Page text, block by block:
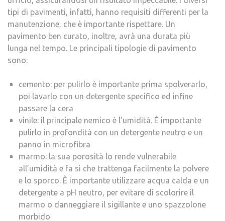
tipi di pavimenti, infatti, hanno requisiti differenti per la
manutenzione, che è importante rispettare. Un
pavimento ben curato, inoltre, avrà una durata più
lunga nel tempo. Le principali tipologie di pavimento
sono:
cemento: per pulirlo è importante prima spolverarlo,
poi lavarlo con un detergente specifico ed infine
passare la cera
vinile: il principale nemico è l’umidità. È importante
pulirlo in profondità con un detergente neutro e un
panno in microfibra
marmo: la sua porosità lo rende vulnerabile
all’umidità e fa sì che trattenga facilmente la polvere
e lo sporco. È importante utilizzare acqua calda e un
detergente a pH neutro, per evitare di scolorire il
marmo o danneggiare il sigillante e uno spazzolone
morbido